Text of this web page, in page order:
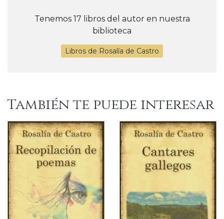
Tenemos 17 libros del autor en nuestra
biblioteca
Libros de Rosalía de Castro
También te puede interesar